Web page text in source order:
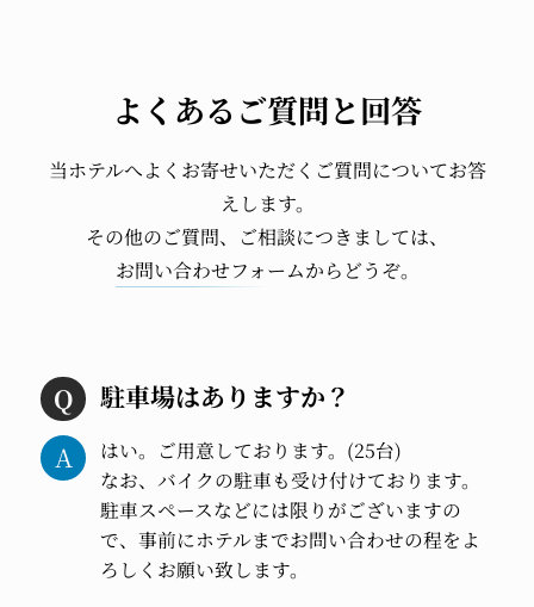
よくあるご質問と回答
当ホテルへよくお寄せいただくご質問についてお答
えします。
その他のご質問、ご相談につきましては、
お問い合わせフォームからどうぞ。
駐車場はありますか？
はい。ご用意しております。(25台)
なお、バイクの駐車も受け付けております。
駐車スペースなどには限りがございますの
で、事前にホテルまでお問い合わせの程をよ
ろしくお願い致します。